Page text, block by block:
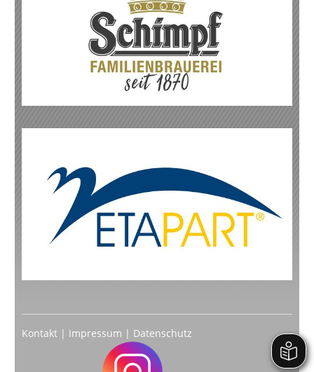
Kontakt | Impressum | Datenschutz